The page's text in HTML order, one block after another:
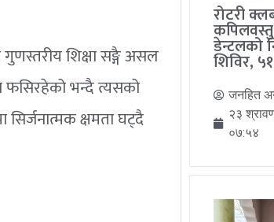
गुणस्तरीय शिक्षा सङ्गै असल
फसिरहेको भन्दै त्यसको
क्षमता घट्दै
रोटरी
डेन्टलको
शिविर,
जनहित
२३
०७:५४